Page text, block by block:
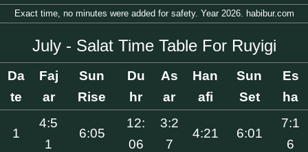
Exact time, no minutes were added for safety. Year 2026. habibur.com
July - Salat Time Table For Ruyigi
Da
te
Faj
ar
Sun
Rise
Du
hr
As
ar
Han
afi
Sun
Set
Es
ha
1
4:5
1
6:05
12:
06
3:2
7
4:21 6:01
7:1
6